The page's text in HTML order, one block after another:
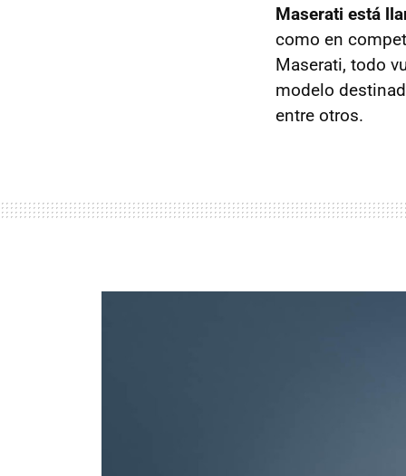
Maserati está
como en
Maserati, todo
modelo
entre otros.